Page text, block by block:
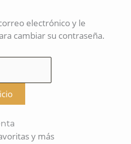
electrónico y le
cambiar su contraseña.
y más